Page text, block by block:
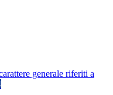
generale riferiti a